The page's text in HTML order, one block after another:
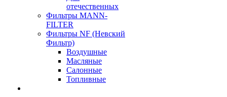
отечественных
Фильтры MANN-
FILTER
Фильтры NF (Невский
Фильтр)
Воздушные
Масляные
Салонные
Топливные